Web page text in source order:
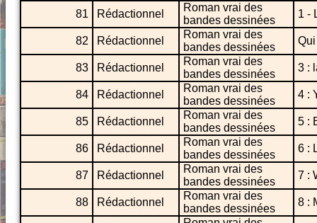
81
Rédactionnel
Roman vrai des
bandes dessinées
1 -
82 Rédactionnel
Roman vrai des
bandes dessinées
83 Rédactionnel
Roman vrai des
bandes dessinées
3 :
84 Rédactionnel
Roman vrai des
bandes dessinées
4 :
85 Rédactionnel
Roman vrai des
bandes dessinées
5 :
86 Rédactionnel
Roman vrai des
bandes dessinées
6 :
87 Rédactionnel
Roman vrai des
bandes dessinées
7 :
88 Rédactionnel
Roman vrai des
bandes dessinées
8 :